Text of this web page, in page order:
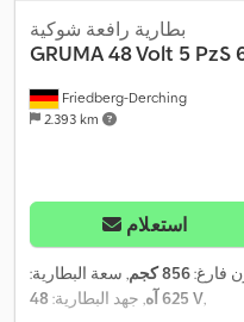
Friedberg-Derching
2.393 km
بطارية رافعة شوكية
GRUMA48 Volt 5 PzS
استعلام
فارغ:856 كجم
, سعة البطارية:
625 آه
, جهد البطارية: 48 V,